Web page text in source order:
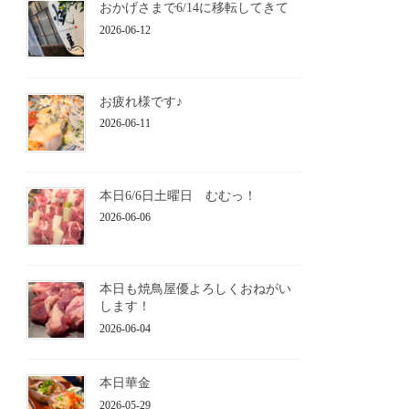
おかげさまで6/14に移転してきて
2026-06-12
お疲れ様です♪
2026-06-11
本日6/6日土曜日 むむっ！
2026-06-06
本日も焼鳥屋優よろしくおねがい
します！
2026-06-04
本日華金
2026-05-29